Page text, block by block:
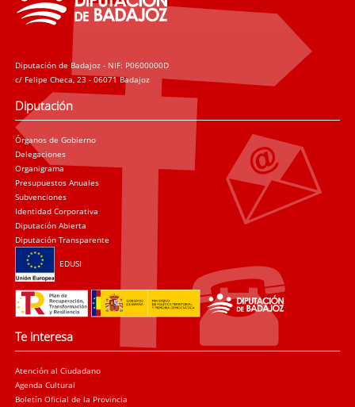
Diputación de Badajoz - NIF: P0600000D
c/ Felipe Checa, 23 - 06071 Badajoz
Diputación
Órganos de Gobierno
Delegaciones
Organigrama
Presupuestos Anuales
Subvenciones
Identidad Corporativa
Diputación Abierta
Diputación Transparente
EDUSI
Te interesa
Atención al Ciudadano
Agenda Cultural
Boletín Oficial de la Provincia